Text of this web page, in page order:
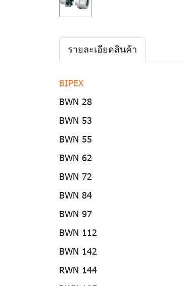
รายละเอียดสินค้า
BIPEX
BWN 28
BWN 53
BWN 55
BWN 62
BWN 72
BWN 84
BWN 97
BWN 112
BWN 142
RWN 144